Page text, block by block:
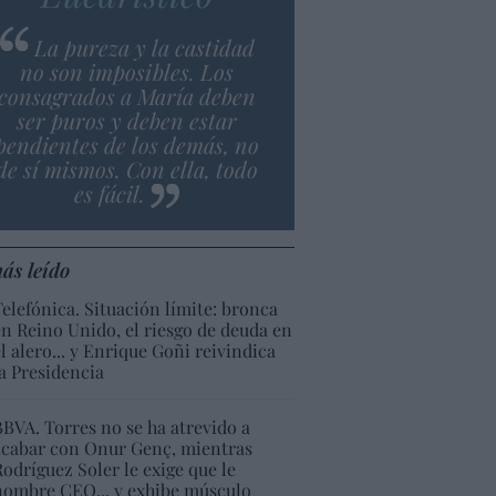
La pureza y la castidad
no son imposibles. Los
a María deben
ser puros y deben estar
de los demás, no
sí mismos. Con ella, todo
es fácil.
leído
Situación límite: bronca
Reino Unido, el riesgo de deuda en
alero... y Enrique Goñi reivindica
Presidencia
Torres no se ha atrevido a
con Onur Genç, mientras
Soler le exige que le
CEO... y exhibe músculo